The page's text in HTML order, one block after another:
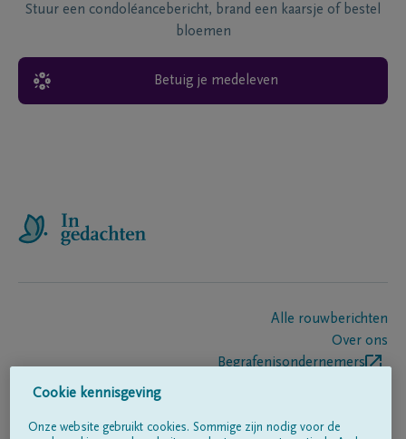
Stuur een condoléancebericht, brand een kaarsje of bestel
bloemen
Betuig je medeleven
Alle rouwberichten
Over ons
Begrafenisondernemers
Cookie kennisgeving
Onze website gebruikt cookies. Sommige zijn nodig voor de